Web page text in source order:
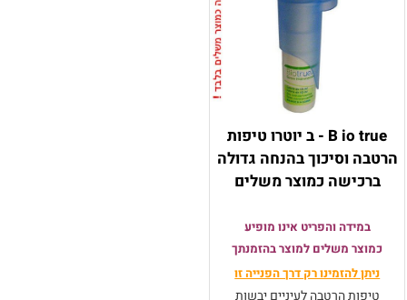
B io true - ב יוטרו טיפות
הרטבה וסיכוך בהנחה גדולה
ברכישה כמוצר משלים
במידה והפריט אינו מופיע
כמוצר משלים למוצר בהזמנתך
ניתן להזמינו רק דרך הפנייה זו
טיפות הרטבה לעיניים יבשות